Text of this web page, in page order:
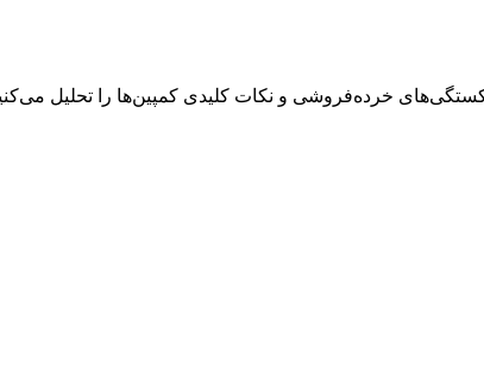
خرده‌فروشی و نکات کلیدی کمپین‌ها را تحلیل